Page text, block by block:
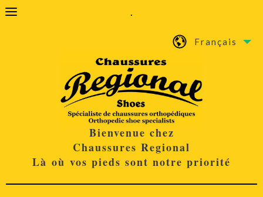
.
Français
Bienvenue chez
Chaussures Regional
Là où vos pieds sont notre priorité